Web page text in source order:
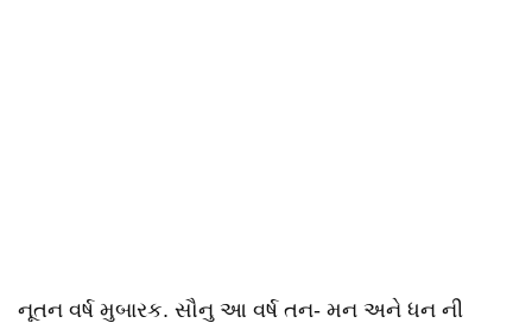
નૂતન વર્ષ મુબારક. સૌનુ આ વર્ષ તન- મન અને ધન ની